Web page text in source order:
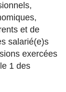
et de
salarié(e)s
exercées
1 des